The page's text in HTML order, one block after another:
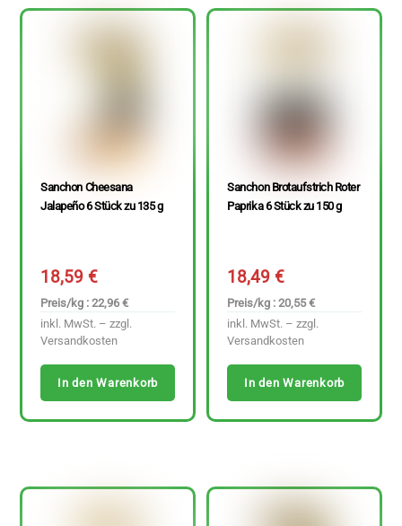
Sanchon Cheesana
Jalapeño 6 Stück zu 135 g
18,59€
Preis/kg : 22,96 €
inkl. MwSt. – zzgl.
Versandkosten
In den Warenkorb
Sanchon Brotaufstrich Roter
Paprika 6 Stück zu 150 g
18,49€
Preis/kg : 20,55 €
inkl. MwSt. – zzgl.
Versandkosten
In den Warenkorb